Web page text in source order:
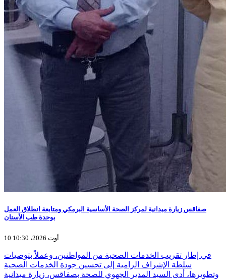
صفاقس زيارة ميدانية لمركز الصحة الأساسية البرمكي ومتابعة انطلاق العمل
بوحدة طب الأسنان
10 أوت 2026، 10:30
في إطار تقريب الخدمات الصحية من المواطنين، وعملاً بتوصيات
سلطة الإشراف الرامية إلى تحسين جودة الخدمات الصحية
وتطويرها، أدى السيد المدير الجهوي للصحة بصفاقس، زيارة ميدانية